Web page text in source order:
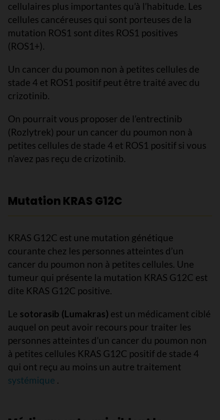
cellulaires plus importantes qu’à l’habitude. Les
cellules cancéreuses qui sont porteuses de la
mutation ROS1 sont dites ROS1 positives
(ROS1+).
Un cancer du poumon non à petites cellules de
stade 4 et ROS1 positif peut être traité avec du
crizotinib.
On pourrait vous proposer de l’entrectinib
(Rozlytrek) pour un cancer du poumon non à
petites cellules de stade 4 et ROS1 positif si vous
n’avez pas reçu de crizotinib.
Mutation KRAS G12C
KRAS G12C est une mutation génétique
courante chez les personnes atteintes d’un
cancer du poumon non à petites cellules. Une
tumeur qui présente la mutation KRAS G12C est
dite KRAS G12C positive.
Le sotorasib (Lumakras) est un médicament ciblé
auquel on peut avoir recours pour traiter les
personnes atteintes d’un cancer du poumon non
à petites cellules KRAS G12C positif de stade 4
qui ont reçu au moins un autre traitement
systémique .